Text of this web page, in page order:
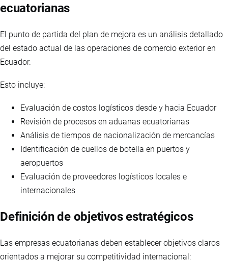
ecuatorianas
El punto de partida del plan de mejora es un análisis detallado
del estado actual de las operaciones de comercio exterior en
Ecuador.
Esto incluye:
Evaluación de costos logísticos desde y hacia Ecuador
Revisión de procesos en aduanas ecuatorianas
Análisis de tiempos de nacionalización de mercancías
Identificación de cuellos de botella en puertos y
aeropuertos
Evaluación de proveedores logísticos locales e
internacionales
Definición de objetivos estratégicos
Las empresas ecuatorianas deben establecer objetivos claros
orientados a mejorar su competitividad internacional: